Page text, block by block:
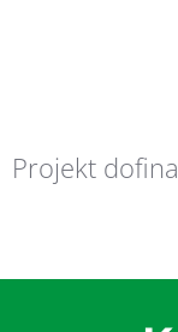
Projekt